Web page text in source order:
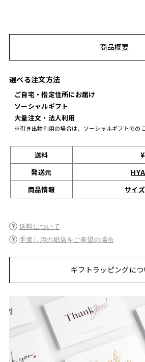
商品概要
選べる注文方法
ご自宅・指定住所にお届け
ソーシャルギフト
大量注文・法人利用
※引き出物利用の場合は、ソーシャルギフトでの
送料
発送元
商品情報
サイ
送料について
手渡し用の紙袋をご希望の場合
ギフトラッピングにつ